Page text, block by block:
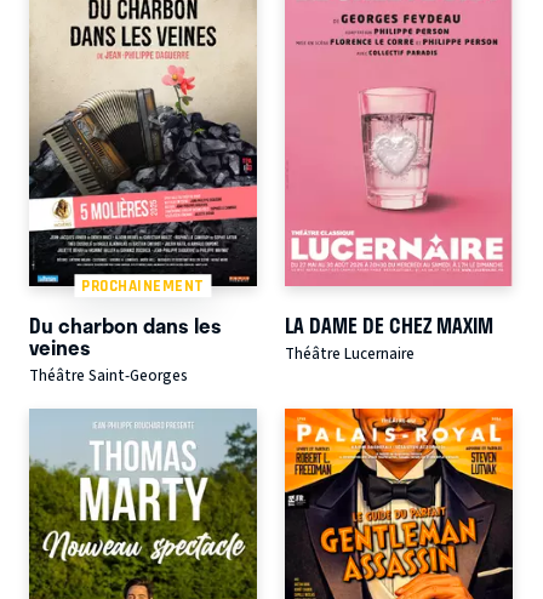
PROCHAINEMENT
Du charbon dans les
veines
Théâtre Saint-Georges
LA DAME DE CHEZ MAXIM
Théâtre Lucernaire